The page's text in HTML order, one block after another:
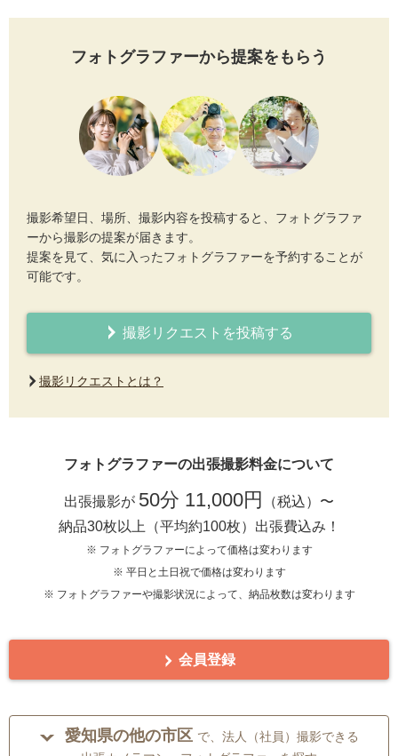
フォトグラファーから提案をもらう
撮影希望日、場所、撮影内容を投稿すると、フォトグラファ
ーから撮影の提案が届きます。
提案を見て、気に入ったフォトグラファーを予約することが
可能です。
撮影リクエストを投稿する
撮影リクエストとは？
フォトグラファーの出張撮影料金について
出張撮影が 50分 11,000円
（税込）〜
納品30枚以上（平均約100枚）出張費込み！
※ フォトグラファーによって価格は変わります
※ 平日と土日祝で価格は変わります
※ フォトグラファーや撮影状況によって、納品枚数は変わります
会員登録
愛知県の他の市区 で、法人（社員）撮影できる